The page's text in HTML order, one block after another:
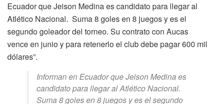
Ecuador que Jeison Medina es candidato para llegar al
Atlético Nacional. Suma 8 goles en 8 juegos y es el
segundo goleador del torneo. Su contrato con Aucas
vence en junio y para retenerlo el club debe pagar 600 mil
dólares”.
Informan en Ecuador que Jeison Medina es
candidato para llegar al Atlético Nacional.
Suma 8 goles en 8 juegos y es el segundo